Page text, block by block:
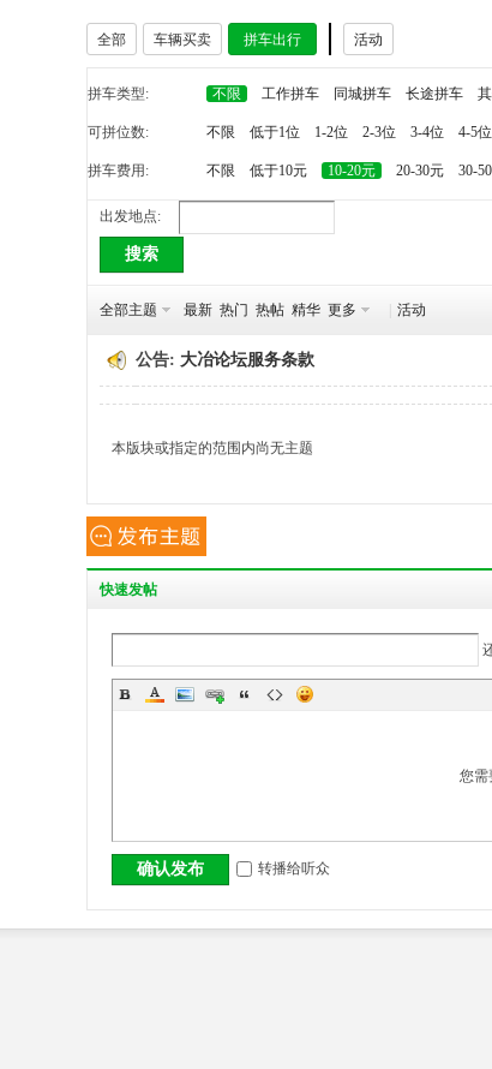
冶
网
丨
全部 车辆买卖 拼车出行 活动
拼车类型: 不限 工作拼车 同城拼车 长途拼车
可拼位数: 不限 低于1位 1-2位 2-3位 3-4位 4-5位
拼车费用: 不限 低于10元 10-20元 20-30元 30-
出发地点:
搜索
全部主题 最新 热门 热帖 精华 更多 活动
公告: 大冶论坛服务条款
本版块或指定的范围内尚无主题
快速发帖
您需
确认发布 转播给听众